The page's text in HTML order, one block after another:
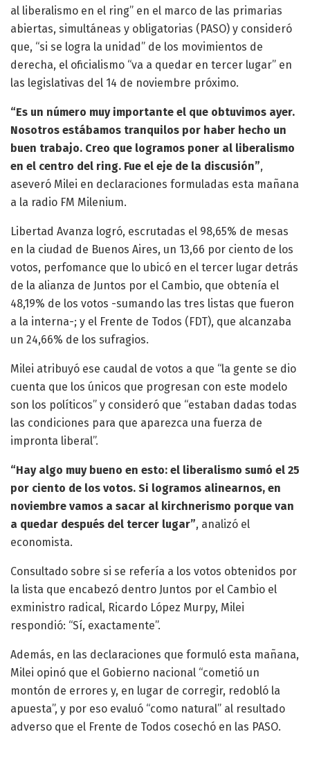
al liberalismo en el ring” en el marco de las primarias
abiertas, simultáneas y obligatorias (PASO) y consideró
que, “si se logra la unidad” de los movimientos de
derecha, el oficialismo “va a quedar en tercer lugar” en
las legislativas del 14 de noviembre próximo.
“Es un número muy importante el que obtuvimos ayer.
Nosotros estábamos tranquilos por haber hecho un
buen trabajo. Creo que logramos poner al liberalismo
en el centro del ring. Fue el eje de la discusión”,
aseveró Milei en declaraciones formuladas esta mañana
a la radio FM Milenium.
Libertad Avanza logró, escrutadas el 98,65% de mesas
en la ciudad de Buenos Aires, un 13,66 por ciento de los
votos, perfomance que lo ubicó en el tercer lugar detrás
de la alianza de Juntos por el Cambio, que obtenía el
48,19% de los votos -sumando las tres listas que fueron
a la interna-; y el Frente de Todos (FDT), que alcanzaba
un 24,66% de los sufragios.
Milei atribuyó ese caudal de votos a que “la gente se dio
cuenta que los únicos que progresan con este modelo
son los políticos” y consideró que “estaban dadas todas
las condiciones para que aparezca una fuerza de
impronta liberal”.
“Hay algo muy bueno en esto: el liberalismo sumó el 25
por ciento de los votos. Si logramos alinearnos, en
noviembre vamos a sacar al kirchnerismo porque van
a quedar después del tercer lugar”, analizó el
economista.
Consultado sobre si se refería a los votos obtenidos por
la lista que encabezó dentro Juntos por el Cambio el
exministro radical, Ricardo López Murpy, Milei
respondió: “Sí, exactamente”.
Además, en las declaraciones que formuló esta mañana,
Milei opinó que el Gobierno nacional “cometió un
montón de errores y, en lugar de corregir, redobló la
apuesta”, y por eso evaluó “como natural” al resultado
adverso que el Frente de Todos cosechó en las PASO.